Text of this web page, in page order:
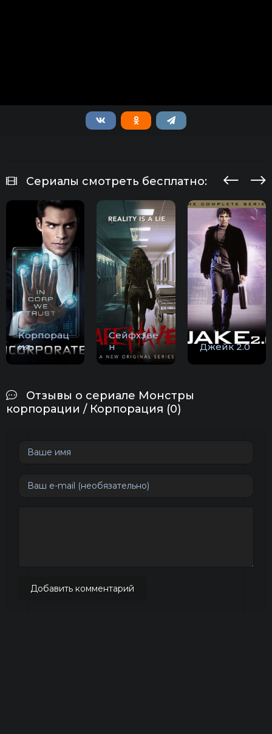
Сериалы смотреть бесплатно:
Корпорац
ия
Сейфхэве
н
Джейк 2.0
Отзывы о сериале Монстры
корпорации / Корпорация (0)
Добавить комментарий